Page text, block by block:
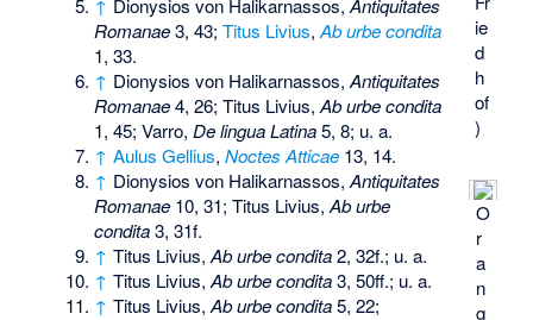
ie
d
h
of
)
O
r
a
n
g
↑ Dionysios von Halikarnassos,Antiquitates
Romanae3, 43;Titus Livius,Ab urbe condita
1, 33.
↑ Dionysios von Halikarnassos,Antiquitates
Romanae4, 26; Titus Livius,Ab urbe condita
1, 45; Varro,De lingua Latina5, 8; u. a.
↑ Aulus Gellius,Noctes Atticae 13, 14.
↑ Dionysios von Halikarnassos,Antiquitates
Romanae 10, 31; Titus Livius,Ab urbe
condita3, 31f.
↑ Titus Livius,Ab urbe condita2, 32f.; u. a.
↑ Titus Livius,Ab urbe condita3, 50ff.; u. a.
↑ Titus Livius,Ab urbe condita5, 22;